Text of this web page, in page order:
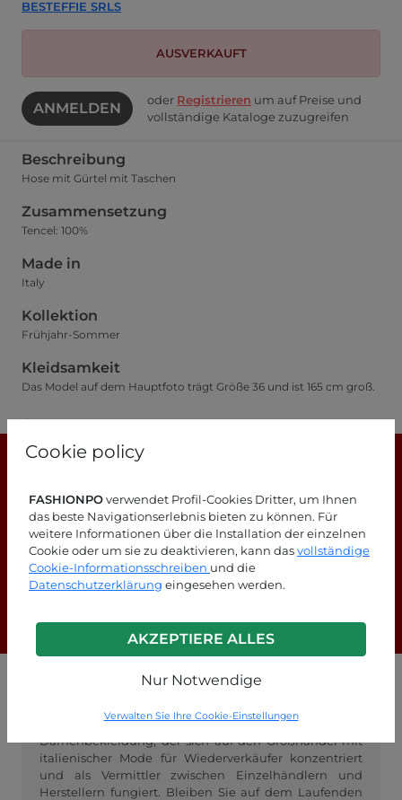
Cookie policy
FASHIONPOverwendet Profil-Cookies Dritter, um Ihnen
das beste Navigationserlebnis bieten zu können. Für
weitere Informationen über die Installation der einzelnen
Cookie oder um sie zu deaktivieren, kann dasvollständige
Cookie-Informationsschreiben und die
Datenschutzerklärung eingesehen werden.
AKZEPTIERE ALLES
Nur Notwendige
Verwalten Sie Ihre Cookie-Einstellungen
BESTEFFIE SRLS
AUSVERKAUFT
ANMELDEN oder Registrieren um auf Preise und
vollständige Kataloge zuzugreifen
Beschreibung
Hose mit Gürtel mit Taschen
Zusammensetzung
Tencel: 100%
Made in
Italy
Kollektion
Frühjahr-Sommer
Kleidsamkeit
Das Model auf dem Hauptfoto trägt Größe 36 und ist 165 cm groß.
Suchen Sie nach Antworten?
Schauen Sie sich unsere FAQ-Seite an!
FashionPo.com ist ein Online-Großhändler für
Damenbekleidung, der sich auf den Großhandel mit
italienischer Mode für Wiederverkäufer konzentriert
und als Vermittler zwischen Einzelhändlern und
Herstellern fungiert. Bleiben Sie auf dem Laufenden